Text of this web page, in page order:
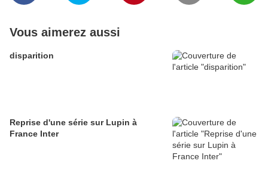
Vous aimerez aussi
disparition
Reprise d'une série sur Lupin à
France Inter